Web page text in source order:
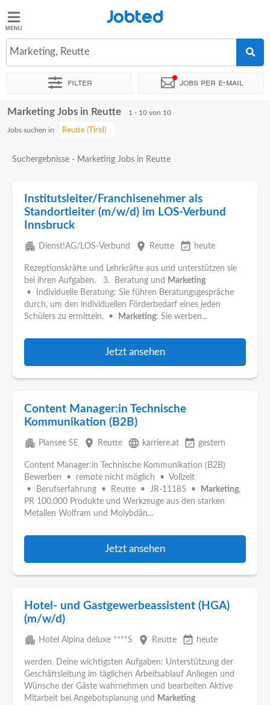
Jobted
Jobs
Jobted
Marketing, Reutte
Filter Jobs per e-mail
Sortieren nach Genauer Standort Unternehmen
Marketing Jobs in Reutte 1 - 10 von 10
Jobs suchen in
Suchergebnisse - Marketing Jobs in Reutte
Institutsleiter/Franchisenehmer als
Standortleiter (m/w/d) im LOS-Verbund
Innsbruck
apartment Dienst!AG/LOS-Verbund place Reutte event_available heute
Rezeptionskräfte und Lehrkräfte aus und unterstützen sie
bei ihren Aufgaben. 3. Beratung und Marketing
• Individuelle Beratung: Sie führen Beratungsgespräche
durch, um den individuellen Förderbedarf eines jeden
Schülers zu ermitteln. •
Marketing: Sie werben...
Jetzt ansehen
Content Manager:in Technische
Kommunikation (B2B)
apartment Plansee SE place Reutte language karriere.at event_available gestern
Content Manager:in Technische Kommunikation (B2B)
Bewerben • remote nicht möglich • Vollzeit
• Berufserfahrung • Reutte • JR-11185 •
Marketing,
PR 100.000 Produkte und Werkzeuge aus den starken
Metallen Wolfram und Molybdän...
Jetzt ansehen
Hotel- und Gastgewerbeassistent (HGA)
(m/w/d)
apartment Hotel Alpina deluxe ****S place Reutte event_available heute
werden. Deine wichtigsten Aufgaben: Unterstützung der
Geschäftsleitung im täglichen Arbeitsablauf Anliegen und
Wünsche der Gäste wahrnehmen und bearbeiten Aktive
Mitarbeit bei Angebotsplanung und Marketing